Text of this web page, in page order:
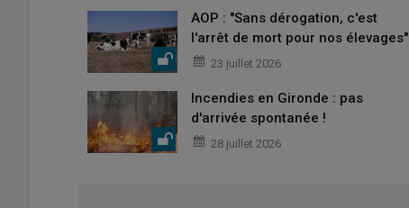
AOP : "Sans dérogation, c'est
l'arrêt de mort pour nos élevages"
23 juillet 2026
Incendies en Gironde : pas
d'arrivée spontanée !
28 juillet 2026